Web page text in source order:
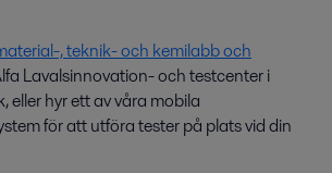
, teknik- och kemilabb och
Lavalsinnovation- ochtestcenter i
eller hyr ett av våra mobila
för att utföra tester på plats vid din